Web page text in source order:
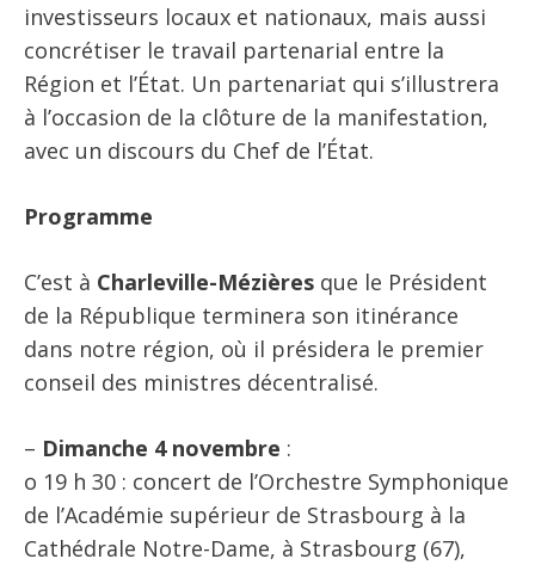
investisseurs locaux et nationaux, mais aussi
concrétiser le travail partenarial entre la
Région et l’État. Un partenariat qui s’illustrera
à l’occasion de la clôture de la manifestation,
avec un discours du Chef de l’État.
Programme
C’est à Charleville-Mézières que le Président
de la République terminera son itinérance
dans notre région, où il présidera le premier
conseil des ministres décentralisé.
– Dimanche 4 novembre :
o 19 h 30 : concert de l’Orchestre Symphonique
de l’Académie supérieur de Strasbourg à la
Cathédrale Notre-Dame, à Strasbourg (67),